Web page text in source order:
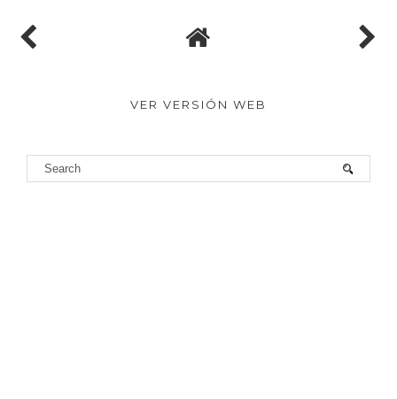
VER VERSIÓN WEB